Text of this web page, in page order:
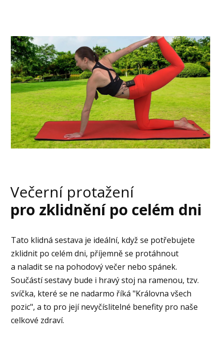
Večerní protažení
pro zklidnění po celém dni
Tato klidná sestava je ideální, když se potřebujete
zklidnit po celém dni, příjemně se protáhnout
a naladit se na pohodový večer nebo spánek.
Součástí sestavy bude i hravý stoj na ramenou, tzv.
svíčka, které se ne nadarmo říká "Královna všech
pozic", a to pro její nevyčíslitelné benefity pro naše
celkové zdraví.